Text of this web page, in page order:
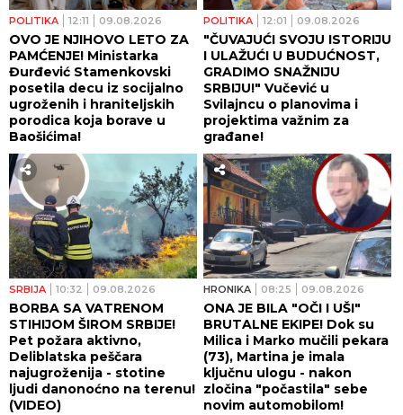
POLITIKA 12:11 09.08.2026
OVO JE NJIHOVO LETO ZA
PAMĆENJE! Ministarka
Đurđević Stamenkovski
posetila decu iz socijalno
ugroženih i hraniteljskih
porodica koja borave u
Baošićima!
POLITIKA 12:01 09.08.2026
"ČUVAJUĆI SVOJU ISTORIJU
I ULAŽUĆI U BUDUĆNOST,
GRADIMO SNAŽNIJU
SRBIJU!" Vučević u
Svilajncu o planovima i
projektima važnim za
građane!
SRBIJA 10:32 09.08.2026
BORBA SA VATRENOM
STIHIJOM ŠIROM SRBIJE!
Pet požara aktivno,
Deliblatska peščara
najugroženija - stotine
ljudi danonoćno na terenu!
(VIDEO)
HRONIKA 08:25 09.08.2026
ONA JE BILA "OČI I UŠI"
BRUTALNE EKIPE! Dok su
Milica i Marko mučili pekara
(73), Martina je imala
ključnu ulogu - nakon
zločina "počastila" sebe
novim automobilom!